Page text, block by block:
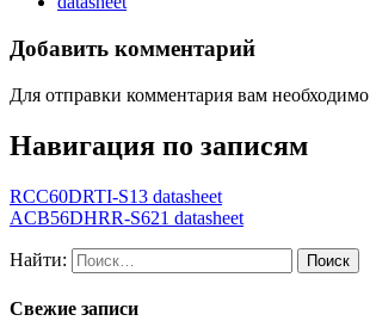
Добавить комментарий
Для отправки комментария вам необходимо
Навигация по записям
RCC60DRTI-S13 datasheet
ACB56DHRR-S621 datasheet
Найти:
Свежие записи